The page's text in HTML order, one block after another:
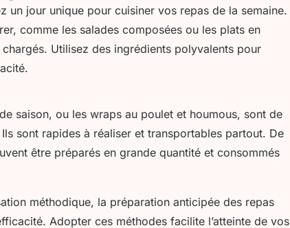
un jour unique pour cuisiner vos repas de la semaine.
comme les salades composées ou les plats en
Utilisez des ingrédients polyvalents pour
saison, ou les wraps au poulet et houmous, sont de
sont rapides à réaliser et transportables partout. De
être préparés en grande quantité et consommés
méthodique, la préparation anticipée des repas
Adopter ces méthodes facilite l’atteinte de vos